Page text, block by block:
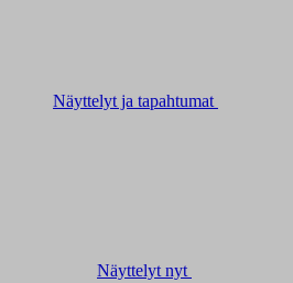
Näyttelyt ja tapahtumat
Näyttelyt nyt